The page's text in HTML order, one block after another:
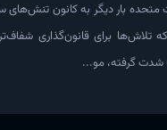
متحده بار دیگر به کانون
تلاش‌ها برای قانون‌گذاری